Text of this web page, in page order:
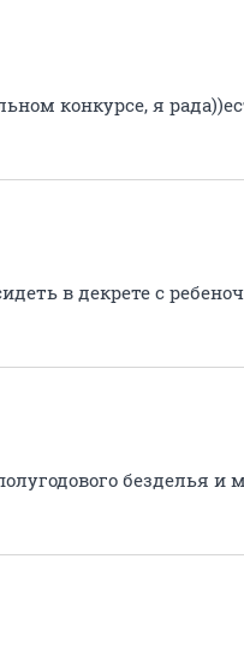
конкурсе, я
в декрете с
безделья и